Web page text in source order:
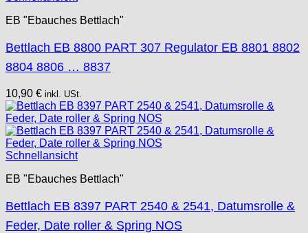
EB "Ebauches Bettlach"
Bettlach EB 8800 PART 307 Regulator EB 8801 8802
8804 8806 … 8837
10,90 € inkl. USt.
Schnellansicht
EB "Ebauches Bettlach"
Bettlach EB 8397 PART 2540 & 2541, Datumsrolle &
Feder, Date roller & Spring NOS